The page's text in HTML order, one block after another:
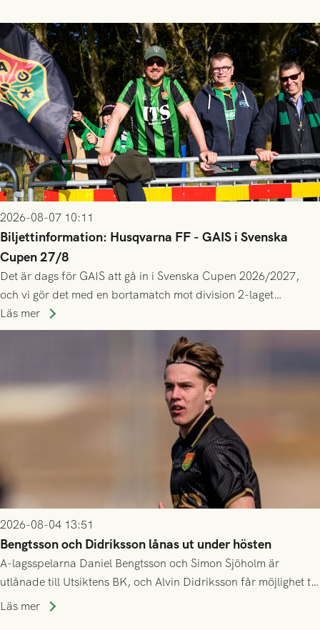
2026-08-07 10:11
Biljettinformation: Husqvarna FF - GAIS i Svenska
Cupen 27/8
Det är dags för GAIS att gå in i Svenska Cupen 2026/2027,
och vi gör det med en bortamatch mot division 2-laget
Husqvarna FF. Häng med och stötta grönsvart på plats!
Läs mer
2026-08-04 13:51
Bengtsson och Didriksson lånas ut under hösten
A-lagsspelarna Daniel Bengtsson och Simon Sjöholm är
utlånade till Utsiktens BK, och Alvin Didriksson får möjlighet till
speltid i Hestrafors genom föreningssamarbete.
Läs mer